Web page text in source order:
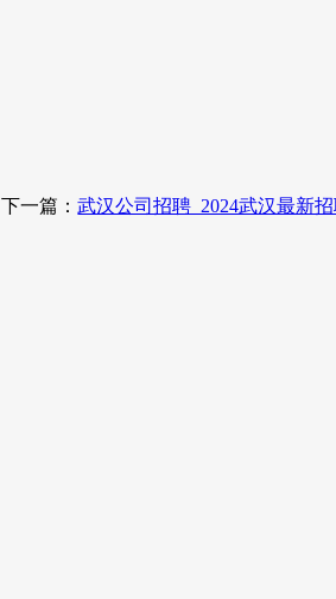
下一篇：武汉公司招聘_2024武汉最新